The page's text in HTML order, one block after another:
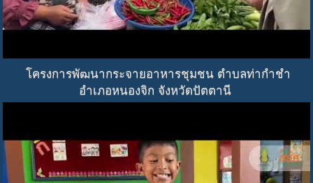
โครงการพัฒนากระจายอาหารชุมชน ตำบลท่ากำชำ
อำเภอหนองจิก จังหวัดปัตตานี